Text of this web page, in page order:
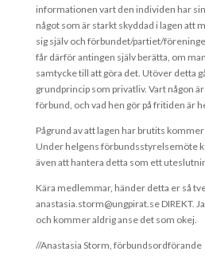
informationen vart den individen har
något som är starkt skyddad i lagen att
sig själv och förbundet/partiet/
får därför antingen själv berätta, om
samtycke till att göra det. Utöver detta
grundprincip som privatliv. Vart någon
förbund, och vad hen gör på fritiden är
Pågrund av att lagen har brutits
Under helgens förbundsstyrelsemöte
även att hantera detta som ett
Kära medlemmar, händer detta er så
anastasia.storm@ungpirat.se DIREKT.
och kommer aldrig anse det som okej.
//Anastasia Storm, förbundsordförande